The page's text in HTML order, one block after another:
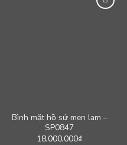
Bình mặt hồ sứ men lam –
SP0847
18,000,000₫